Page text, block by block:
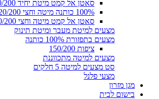
סאטן אל קמט מיטת יחיד 90/200
100% כותנה מיטה וחצי 120/200
סאטן אל קמט מיטה וחצי 120/200
מצעים למיטת מעבר ומיטת תינוק
מצעים בתפזורת 100% כותנה
ציפות 150/200
מצעים למיטה מתכווננת
סט מצעים למיטה 5 חלקים
מצעי פלנל
מגן מזרון
בישום לבית